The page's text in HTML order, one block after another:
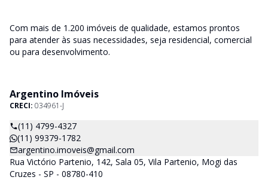
Com mais de 1.200 imóveis de qualidade, estamos prontos
para atender às suas necessidades, seja residencial, comercial
ou para desenvolvimento.
Argentino Imóveis
CRECI: 034961-J
(11) 4799-4327
(11) 99379-1782
argentino.imoveis@gmail.com
Rua Victório Partenio, 142, Sala 05, Vila Partenio, Mogi das
Cruzes - SP - 08780-410